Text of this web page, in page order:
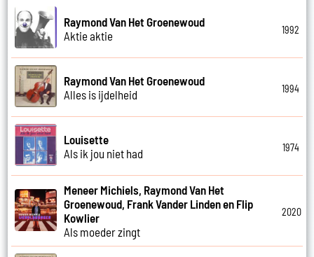
Raymond Van Het Groenewoud
Aktie aktie
1992
Raymond Van Het Groenewoud
Alles is ijdelheid
1994
Louisette
Als ik jou niet had
1974
Meneer Michiels, Raymond Van Het
Groenewoud, Frank Vander Linden en Flip
Kowlier
Als moeder zingt
2020